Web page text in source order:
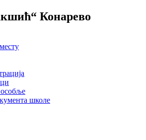
Конарево
школе